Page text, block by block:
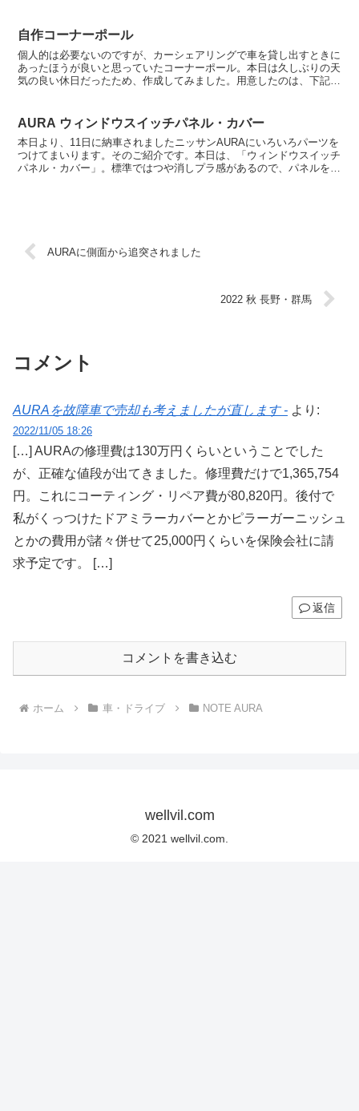
自作コーナーポール
個人的は必要ないのですが、カーシェアリングで車を貸し出すときに
あったほうが良いと思っていたコーナーポール。本日は久しぶりの天
気の良い休日だったため、作成してみました。用意したのは、下記の
AURA ウィンドウスイッチパネル・カバー
本日より、11日に納車されましたニッサンAURAにいろいろパーツを
つけてまいります。そのご紹介です。本日は、「ウィンドウスイッチ
パネル・カバー」。標準ではつや消しプラ感があるので、パネルを貼
AURAに側面から追突されました
2022 秋 長野・群馬
コメント
AURAを故障車で売却も考えましたが直します - より:
2022/11/05 18:26
[…] AURAの修理費は130万円くらいということでした
が、正確な値段が出てきました。修理費だけで1,365,754
円。これにコーティング・リペア費が80,820円。後付で
私がくっつけたドアミラーカバーとかピラーガーニッシュ
とかの費用が諸々併せて25,000円くらいを保険会社に請
求予定です。 […]
返信
コメントを書き込む
ホーム 車・ドライブ NOTE AURA
wellvil.com
© 2021 wellvil.com.